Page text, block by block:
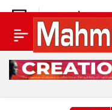
CHP’Lİ
Yorum Yap